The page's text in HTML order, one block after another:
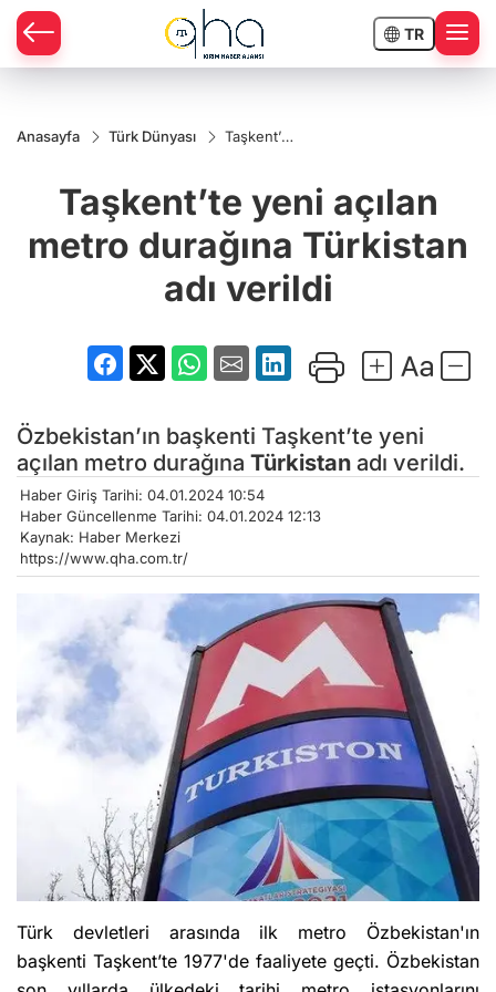
TR
Anasayfa Türk Dünyası
Taşkent’te
durağına
Türkistan
adı verildi
Taşkent’te yeni açılan
metro durağına Türkistan
adı verildi
Özbekistan’ın başkenti Taşkent’te yeni
açılan metro durağına Türkistan adı verildi.
Haber Giriş Tarihi: 04.01.2024 10:54
Haber Güncellenme Tarihi: 04.01.2024 12:13
Kaynak: Haber Merkezi
https://www.qha.com.tr/
Türk devletleri arasında ilk metro Özbekistan'ın
başkenti Taşkent’te 1977'de faaliyete geçti. Özbekistan